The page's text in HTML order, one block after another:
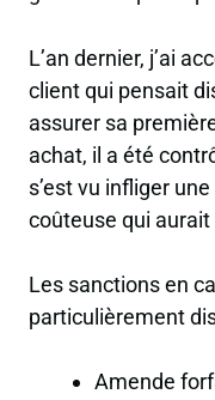
L’an dernier, j’ai
client qui pensait
assurer sa
achat, il a été
s’est vu infliger
coûteuse qui
Les sanctions en
particulièrement
Amende